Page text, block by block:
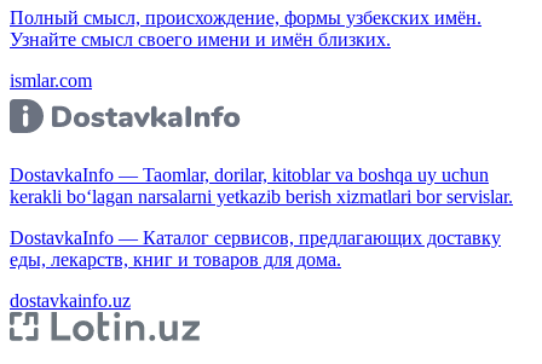
Полный смысл, происхождение, формы узбекских имён.
Узнайте смысл своего имени и имён близких.
ismlar.com
DostavkaInfo — Taomlar, dorilar, kitoblar va boshqa uy uchun
kerakli bo‘lagan narsalarni yetkazib berish xizmatlari bor servislar.
DostavkaInfo — Каталог сервисов, предлагающих доставку
еды, лекарств, книг и товаров для дома.
dostavkainfo.uz